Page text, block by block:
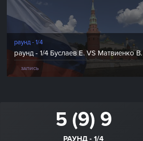
раунд - 1/4
раунд - 1/4 Буслаев Е. VS Матвиенко В.
ЗАПИСЬ
5 (9) 9
РАУНД - 1/4